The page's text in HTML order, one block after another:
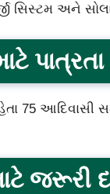
સિસ્ટમ અને
પાત્રતા
75
જરૂરી